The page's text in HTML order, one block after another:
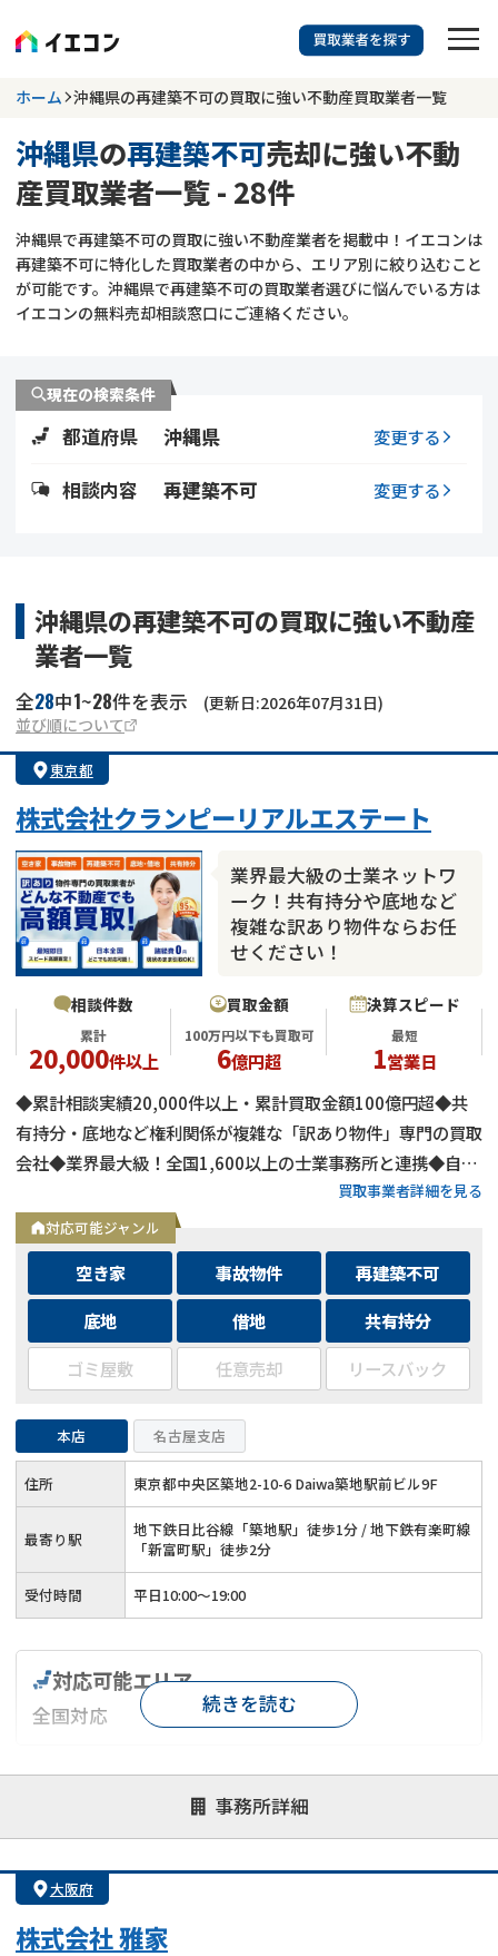
訳あり物件に強い業者を探す
沖縄県 再建築不可
更新日 :2026年07月31日
業者を探す
空き家
再建築不可 底地
ゴミ屋敷
リースバック
不動産コラム
不動産売却 再建築不可物件
訳あり不動産
土地売却
借地 不動産リースバック
任意売却
アンケート調査
ホーム 沖縄県の再建築不可の買取に強い不動産買取業者一覧
沖縄県の再建築不可売却に強い不動
産買取業者一覧 - 28件
沖縄県で再建築不可の買取に強い不動産業者を掲載中！イエコンは
再建築不可に特化した買取業者の中から、エリア別に絞り込むこと
が可能です。沖縄県で再建築不可の買取業者選びに悩んでいる方は
イエコンの無料売却相談窓口にご連絡ください。
現在の検索条件
都道府県 沖縄県 変更する
相談内容 再建築不可 変更する
沖縄県の再建築不可の買取に強い不動産
業者一覧
全28中1~28件を表示
(更新日:2026年07月31日)
並び順について
東京都
株式会社クランピーリアルエステート
業界最大級の士業ネットワ
ーク！共有持分や底地など
複雑な訳あり物件ならお任
せください！
相談件数
累計
20,000件以上
買取金額
100万円以下も買取可
6億円超
決算スピード
最短
1営業日
◆累計相談実績20,000件以上・累計買取金額100億円超◆共
有持分・底地など権利関係が複雑な「訳あり物件」専門の買取
会社◆業界最大級！全国1,600以上の士業事務所と連携◆自己
資金による買取のため、融資審査を待たず最短即日で決済可能
◆士業事務所や大手不動産会社からの相談実績も多数
買取事業者詳細を見る
対応可能ジャンル
空き家 事故物件
再建築不可
底地
借地
共有持分
ゴミ屋敷
任意売却 リースバック
本店 名古屋支店
住所 東京都中央区築地2-10-6 Daiwa築地駅前ビル9F
最寄り駅
地下鉄日比谷線「築地駅」徒歩1分 / 地下鉄有楽町線
「新富町駅」徒歩2分
受付時間 平日10:00～19:00
事務所詳細
対応可能エリア
全国対応
対応が親身 オンライン面談可能
レスポンスが早い
1億円以上の買取可
続きを読む
大阪府
株式会社 雅家